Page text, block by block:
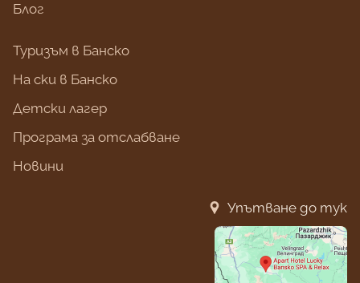
Блог
Туризъм в Банско
На ски в Банско
Детски лагер
Програма за отслабване
Новини
Упътване до тук